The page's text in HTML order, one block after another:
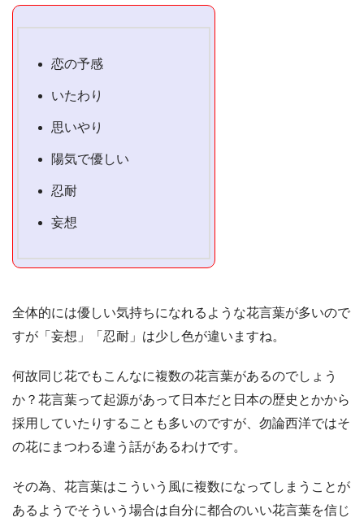
恋の予感
いたわり
思いやり
陽気で優しい
忍耐
妄想
全体的には優しい気持ちになれるような花言葉が多いので
すが「妄想」「忍耐」は少し色が違いますね。
何故同じ花でもこんなに複数の花言葉があるのでしょう
か？花言葉って起源があって日本だと日本の歴史とかから
採用していたりすることも多いのですが、勿論西洋ではそ
の花にまつわる違う話があるわけです。
その為、花言葉はこういう風に複数になってしまうことが
あるようでそういう場合は自分に都合のいい花言葉を信じ